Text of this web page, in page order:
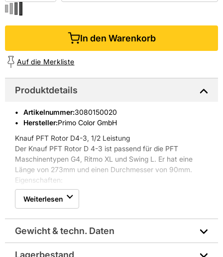
In den Warenkorb
Auf die Merkliste
Produktdetails
Artikelnummer:3080150020
Hersteller:Primo Color GmbH
Knauf PFT Rotor D4-3, 1/2 Leistung
Der Knauf PFT Rotor D 4-3 ist passend für die PFT
Maschinentypen G4, Ritmo XL und Swing L. Er hat eine
Länge von 273mm und einen Durchmesser von 90mm.
Eigenschaften:
* Farbe: grün
* Körnung: max. 3mm
* Betriebsdruck: max. 30 bar
* Leistung bei 400 U/min.: 12 l/min
* Leistung bei 200 U/min.: 6 l/min
Weiterlesen
Gewicht & techn. Daten
Lagerbestand